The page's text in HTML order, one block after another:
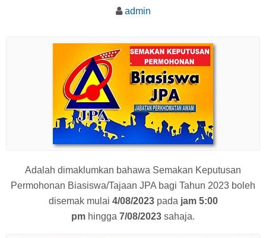
admin
Adalah dimaklumkan bahawa Semakan Keputusan
Permohonan Biasiswa/Tajaan JPA bagi Tahun 2023 boleh
disemak mulai 4/08/2023pada jam 5:00
pm hingga 7/08/2023 sahaja.